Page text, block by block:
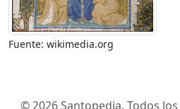
Fuente: wikimedia.org
© 2026 Santopedia. Todos